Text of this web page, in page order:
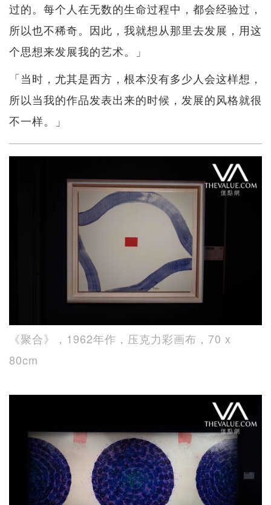
过的。每个人在无数的生命过程中，都会经验过，
所以也不稀奇。因此，我就想从那里去发展，用这
个思想来发展我的艺术。」
「当时，尤其是西方，根本没有多少人会这样想，
所以当我的作品发表出来的时候，发展的风格就很
不一样。」
《聚合》，1962年作，压克力彩画布，70 x
80cm